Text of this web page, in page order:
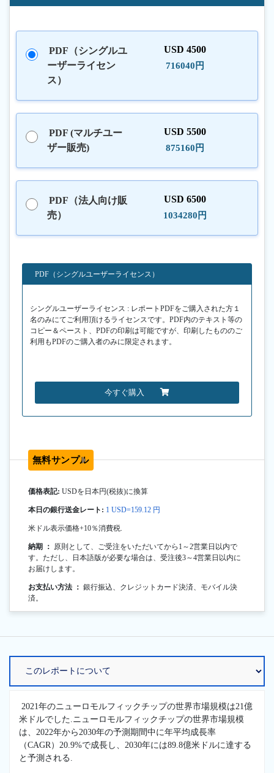
PDF（シングルユ
ーザーライセン
ス）
USD 4500
716040円
PDF (マルチユー
ザー販売)
USD 5500
875160円
PDF（法人向け販
売）
USD 6500
1034280円
PDF（シングルユーザーライセンス）
シングルユーザーライセンス : レポートPDFをご購入された方１
名のみにてご利用頂けるライセンスです。PDF内のテキスト等の
コピー＆ペースト、PDFの印刷は可能ですが、印刷したもののご
利用もPDFのご購入者のみに限定されます。
今すぐ購入
無料サンプル
価格表記: USDを日本円(税抜)に換算
本日の銀行送金レート: 1 USD=159.12 円
米ドル表示価格+10％消費税.
納期 ： 原則として、ご受注をいただいてから1～2営業日以内で
す。ただし、日本語版が必要な場合は、受注後3～4営業日以内に
お届けします。
お支払い方法 ： 銀行振込、クレジットカード決済、モバイル決
済。
2021年のニューロモルフィックチップの世界市場規模は21億
米ドルでした.ニューロモルフィックチップの世界市場規模
は、2022年から2030年の予測期間中に年平均成長率
（CAGR）20.9%で成長し、2030年には89.8億米ドルに達する
と予測される.